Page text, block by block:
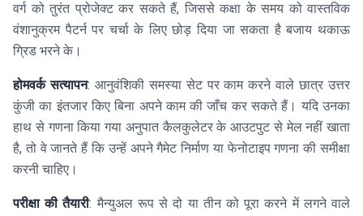
वर्ग को तुरंत प्रोजेक्ट कर सकते हैं, जिससे कक्षा के समय को वास्तविक
वंशानुक्रम पैटर्न पर चर्चा के लिए छोड़ दिया जा सकता है बजाय थकाऊ
ग्रिड भरने के।
होमवर्क सत्यापन: आनुवंशिकी समस्या सेट पर काम करने वाले छात्र उत्तर
कुंजी का इंतजार किए बिना अपने काम की जाँच कर सकते हैं। यदि उनका
हाथ से गणना किया गया अनुपात कैलकुलेटर के आउटपुट से मेल नहीं खाता
है, तो वे जानते हैं कि उन्हें अपने गैमेट निर्माण या फेनोटाइप गणना की समीक्षा
करनी चाहिए।
परीक्षा की तैयारी: मैन्युअल रूप से दो या तीन को पूरा करने में लगने वाले